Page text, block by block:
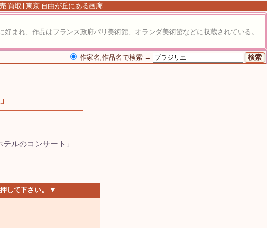
買取 | 東京 自由が丘にある画廊
まれ、作品はフランス政府パリ美術館、オランダ美術館などに収蔵されている。
作家名,作品名で検索 →
して下さい。 ▼